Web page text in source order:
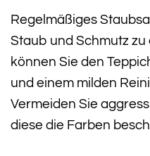
Regelmäßiges
Staub und Schmutz
können Sie den
und einem milden
Vermeiden Sie
diese die Farben